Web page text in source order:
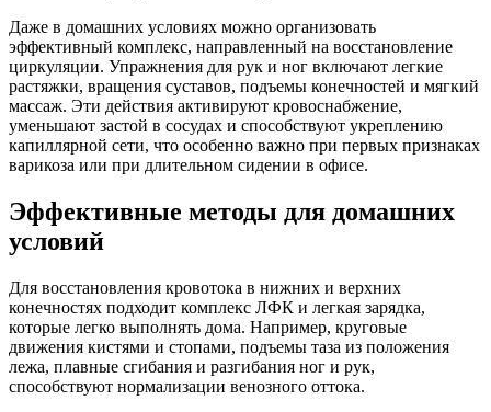
Даже в домашних условиях можно организовать
эффективный комплекс, направленный на восстановление
циркуляции. Упражнения для рук и ног включают легкие
растяжки, вращения суставов, подъемы конечностей и мягкий
массаж. Эти действия активируют кровоснабжение,
уменьшают застой в сосудах и способствуют укреплению
капиллярной сети, что особенно важно при первых признаках
варикоза или при длительном сидении в офисе.
Эффективные методы для домашних
условий
Для восстановления кровотока в нижних и верхних
конечностях подходит комплекс ЛФК и легкая зарядка,
которые легко выполнять дома. Например, круговые
движения кистями и стопами, подъемы таза из положения
лежа, плавные сгибания и разгибания ног и рук,
способствуют нормализации венозного оттока.